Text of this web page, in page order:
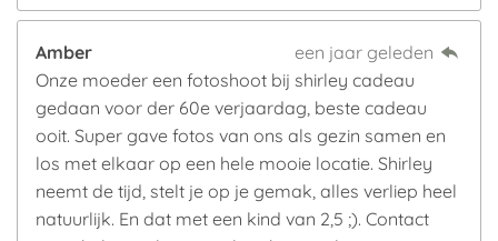
Amber
een jaar geleden
Onze moeder een fotoshoot bij shirley cadeau
gedaan voor der 60e verjaardag, beste cadeau
ooit. Super gave fotos van ons als gezin samen en
los met elkaar op een hele mooie locatie. Shirley
neemt de tijd, stelt je op je gemak, alles verliep heel
natuurlijk. En dat met een kind van 2,5 ;). Contact